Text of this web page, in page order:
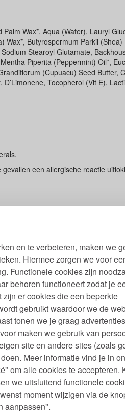
en te verbeteren, maken we
Hiermee zorgen we voor
Functionele cookies zijn
behoren functioneert zodat je
er cookies die een beperkte
gebruikt waardoor we de
tonen we je graag
maken we gebruik van
site en andere sites (zoals
Meer informatie vind je in
om alle cookies te accepteren.
we uitsluitend functionele
moment wijzigen via de
aanpassen".
Wax*, Aqua (Water), Lauryl
Wax*, Butyrospermum Parkii
Stearoyl Glutamate,
Piperita (Peppermint) Oil*,
(Cupuacu) Seed Butter,
Tocopherol (Vit E),
een allergische reactie